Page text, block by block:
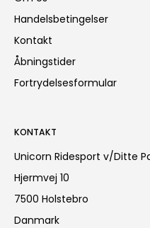
Handelsbetingelser
Kontakt
Åbningstider
Fortrydelsesformular
KONTAKT
Unicorn Ridesport v/Ditte
Hjermvej 10
7500 Holstebro
Danmark